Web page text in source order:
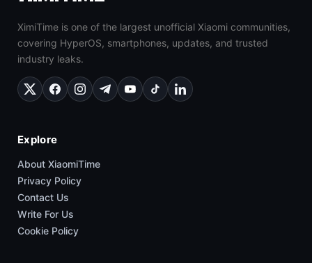
XimiTime is one of the largest unofficial Xiaomi communities,
covering HyperOS, smartphones, updates, and trusted
industry leaks.
Explore
About XiaomiTime
Privacy Policy
Contact Us
Write For Us
Cookie Policy